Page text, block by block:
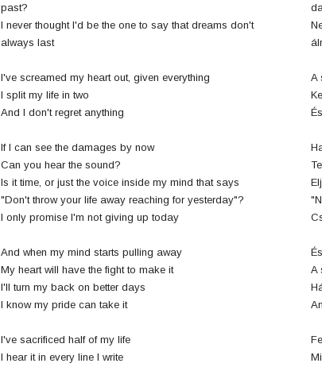
past?
I never thought I'd be the one to say that dreams don't
always last
I've screamed my heart out, given everything
I split my life in two
And I don't regret anything
If I can see the damages by now
Can you hear the sound?
Is it time, or just the voice inside my mind that says
"Don't throw your life away reaching for yesterday"?
I only promise I'm not giving up today
And when my mind starts pulling away
My heart will have the fight to make it
I'll turn my back on better days
I know my pride can take it
I've sacrificed half of my life
I hear it in every line I write
A
A